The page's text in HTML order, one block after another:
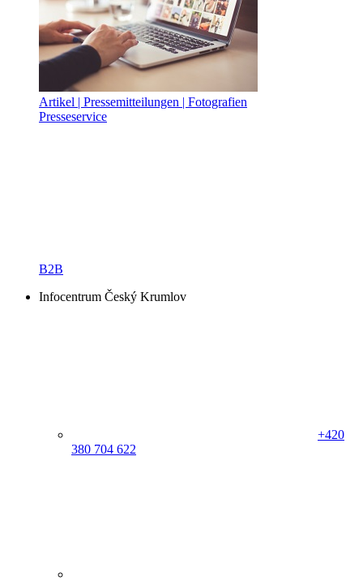
Artikel | Pressemitteilungen | Fotografien
Presseservice
B2B
Infocentrum Český Krumlov
+420
380 704 622